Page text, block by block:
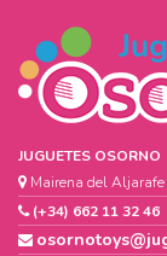
JUGUETES OSORNO
Mairena del Aljarafe
(+34) 662 11 32 46